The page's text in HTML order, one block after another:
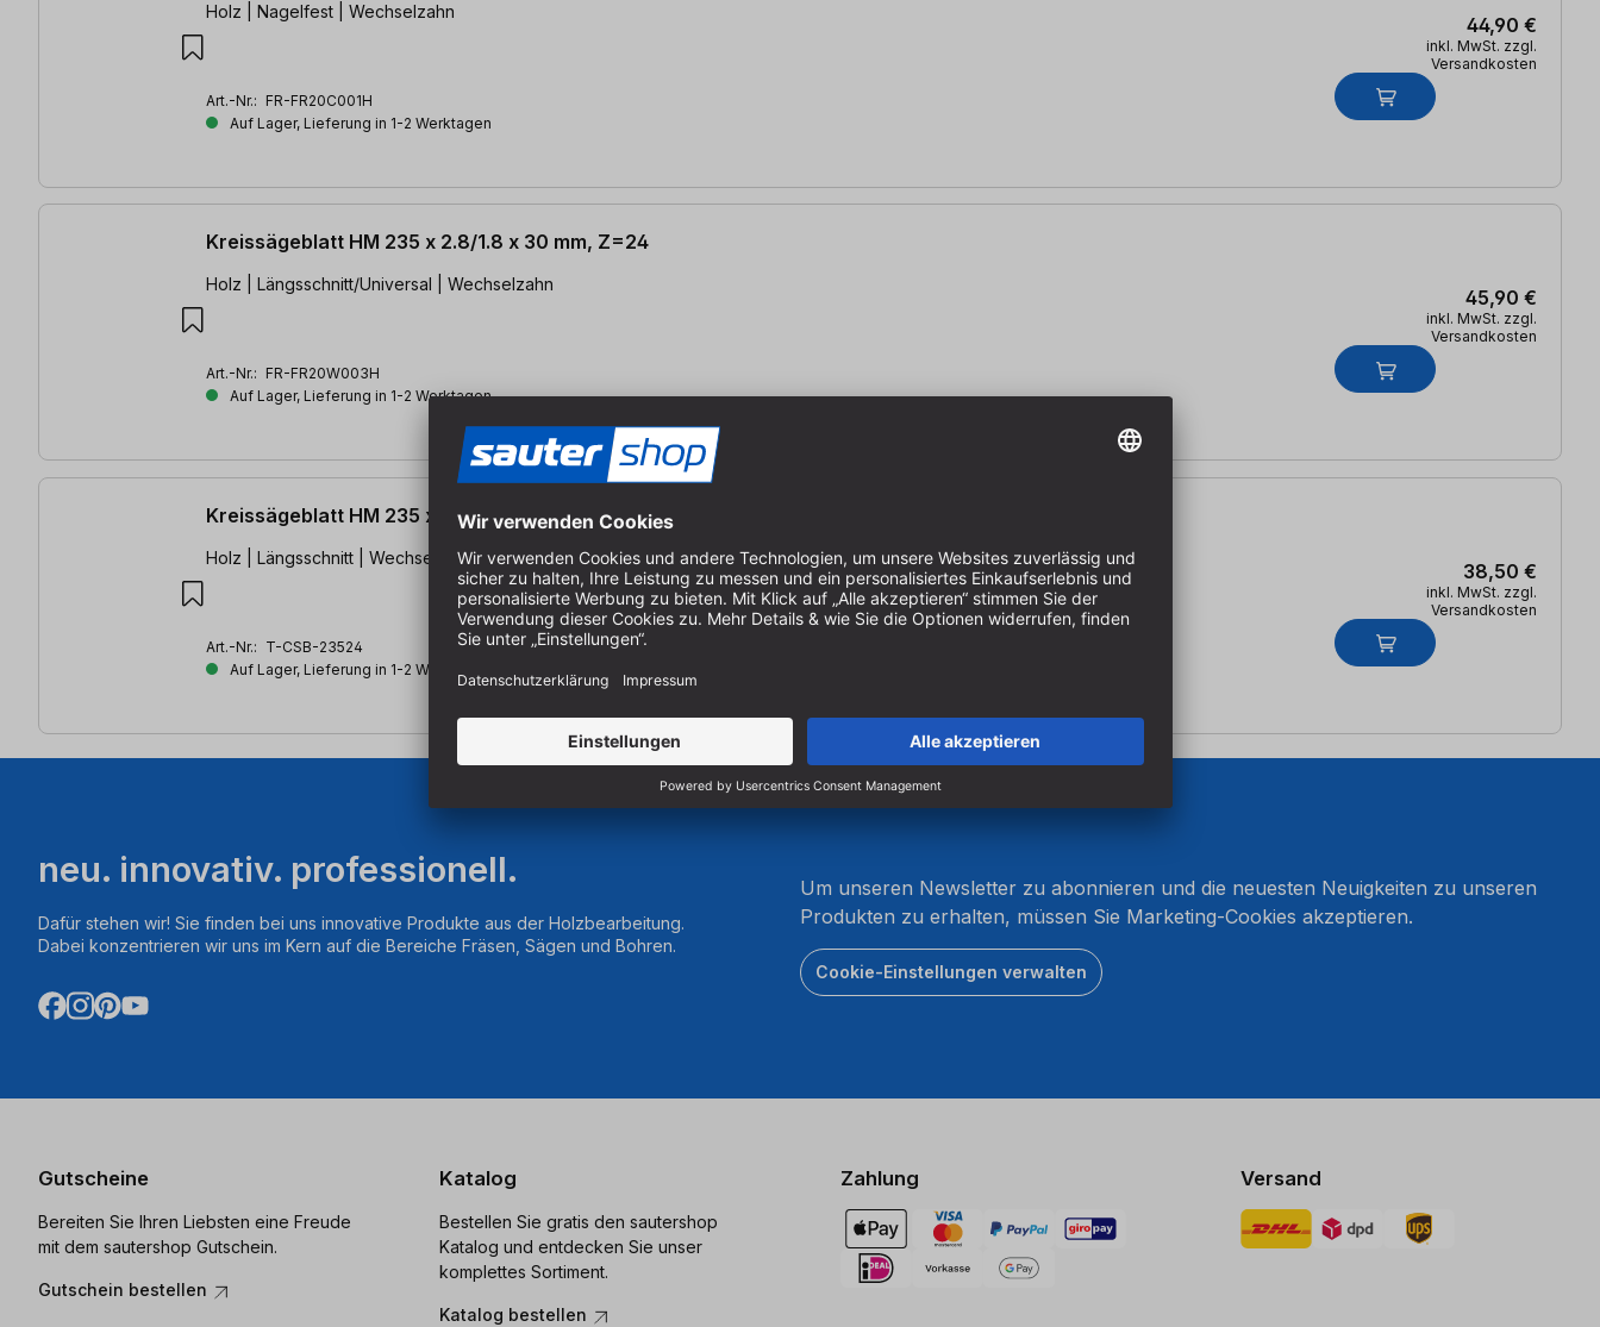
Holz | Nagelfest | Wechselzahn
Art.-Nr.: FR-FR20C001H
Auf Lager, Lieferung in 1-2 Werktagen
44,90 €
inkl. MwSt. zzgl.
Versandkosten
Kreissägeblatt HM 235 x 2.8/1.8 x 30 mm, Z=24
Holz | Längsschnitt/Universal | Wechselzahn
Art.-Nr.: FR-FR20W003H
Auf Lager, Lieferung in 1-2 Werktagen
45,90 €
inkl. MwSt. zzgl.
Versandkosten
Kreissägeblatt HM 235 x 2,6/1,7 x 30 mm, Z=24
Holz | Längsschnitt | Wechselzahn
Art.-Nr.: T-CSB-23524
Auf Lager, Lieferung in 1-2 Werktagen
38,50 €
inkl. MwSt. zzgl.
Versandkosten
neu. innovativ. professionell.
Dafür stehen wir! Sie finden bei uns innovative Produkte aus der Holzbearbeitung.
Dabei konzentrieren wir uns im Kern auf die Bereiche Fräsen, Sägen und Bohren.
Um unseren Newsletter zu abonnieren und die neuesten Neuigkeiten zu unseren
Produkten zu erhalten, müssen Sie Marketing-Cookies akzeptieren.
Cookie-Einstellungen verwalten
Gutscheine
Bereiten Sie Ihren Liebsten eine Freude
mit dem sautershop Gutschein.
Gutschein bestellen
Katalog
Bestellen Sie gratis den sautershop
Katalog und entdecken Sie unser
komplettes Sortiment.
Katalog bestellen
Zahlung Versand